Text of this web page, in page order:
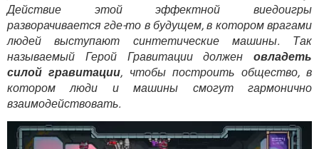
ВИДЕО GOOGLE
YANDEX
Действие этой эффектной виедоигры
разворачивается где-то в будущем, в котором врагами
людей выступают синтетические машины. Так
называемый Герой Гравитации должен овладеть
силой гравитации, чтобы построить общество, в
котором люди и машины смогут гармонично
взаимодействовать.